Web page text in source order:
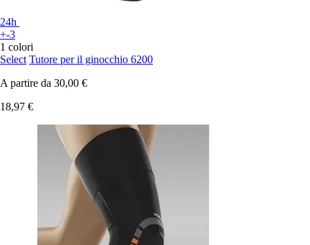
24h
+-3
1 colori
Select Tutore per il ginocchio 6200
A partire da 30,00 €
18,97 €